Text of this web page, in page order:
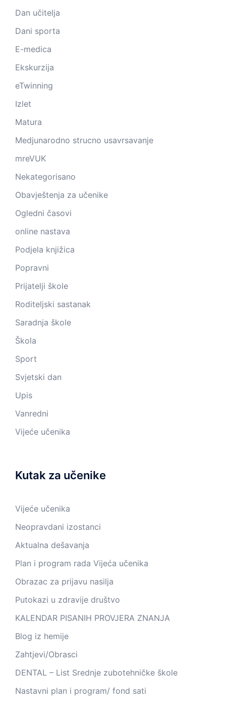
Dan učitelja
Dani sporta
E-medica
Ekskurzija
eTwinning
Izlet
Matura
Medjunarodno strucno usavrsavanje
mreVUK
Nekategorisano
Obavještenja za učenike
Ogledni časovi
online nastava
Podjela knjižica
Popravni
Prijatelji škole
Roditeljski sastanak
Saradnja škole
Škola
Sport
Svjetski dan
Upis
Vanredni
Vijeće učenika
Kutak za učenike
Vijeće učenika
Neopravdani izostanci
Aktualna dešavanja
Plan i program rada Vijeća učenika
Obrazac za prijavu nasilja
Putokazi u zdravije društvo
KALENDAR PISANIH PROVJERA ZNANJA
Blog iz hemije
Zahtjevi/Obrasci
DENTAL – List Srednje zubotehničke škole
Nastavni plan i program/ fond sati